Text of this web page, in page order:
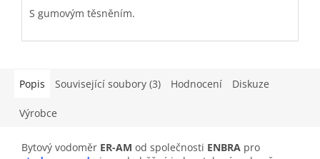
S gumovým těsněním.
Jako těsnění se u silnostěnných tvarovek nebojte
Dva otvory pro plombu.
Popis Související soubory (3) Hodnocení Diskuze
Výrobce
Bytový vodoměr ER-AM od společnosti ENBRA pro